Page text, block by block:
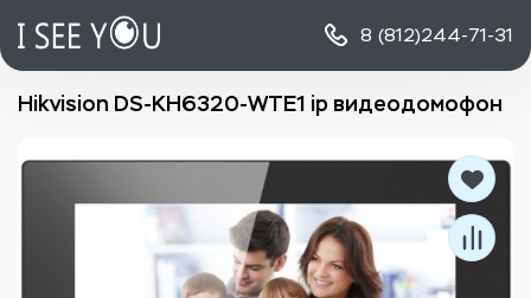
8 (812)244-71-31
Hikvision DS-KH6320-WTE1 ip видеодомофон